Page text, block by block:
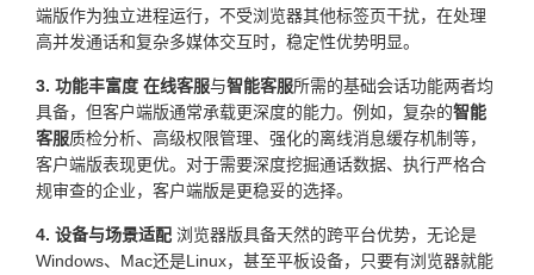
端版作为独立进程运行，不受浏览器其他标签页干扰，在处理
高并发通话和复杂多媒体交互时，稳定性优势明显。
3. 功能丰富度 在线客服与智能客服所需的基础会话功能两者均
具备，但客户端版通常承载更深度的能力。例如，复杂的智能
客服质检分析、高级权限管理、强化的离线消息缓存机制等，
客户端版表现更优。对于需要深度挖掘通话数据、执行严格合
规审查的企业，客户端版是更稳妥的选择。
4. 设备与场景适配 浏览器版具备天然的跨平台优势，无论是
Windows、Mac还是Linux，甚至平板设备，只要有浏览器就能